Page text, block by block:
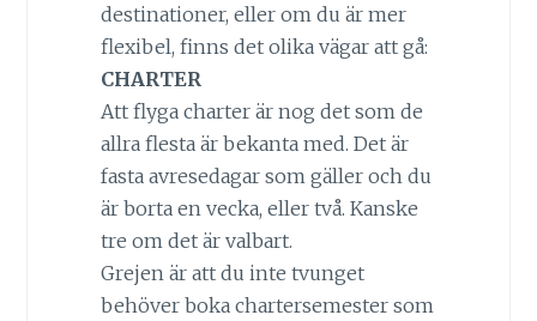
destinationer, eller om du är mer
flexibel, finns det olika vägar att gå:
CHARTER
Att flyga charter är nog det som de
allra flesta är bekanta med. Det är
fasta avresedagar som gäller och du
är borta en vecka, eller två. Kanske
tre om det är valbart.
Grejen är att du inte tvunget
behöver boka chartersemester som